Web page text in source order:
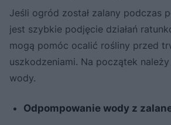
Jeśli ogród został zalany podczas
jest szybkie podjęcie działań
mogą pomóc ocalić rośliny przed
uszkodzeniami. Na początek
wody.
Odpompowanie wody z